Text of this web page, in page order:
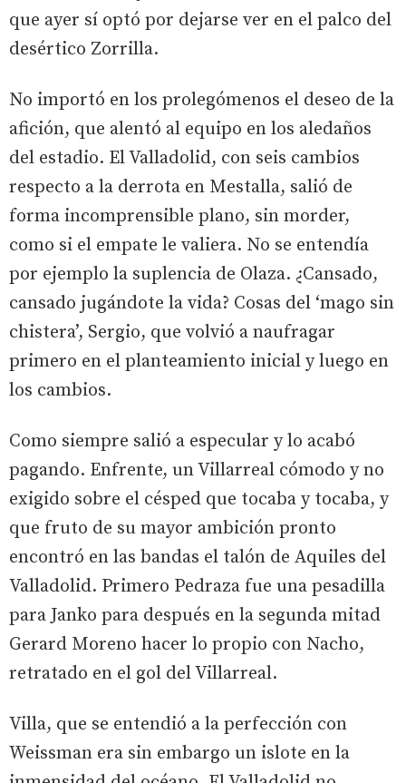
que ayer sí optó por dejarse ver en el palco del
desértico Zorrilla.
No importó en los prolegómenos el deseo de la
afición, que alentó al equipo en los aledaños
del estadio. El Valladolid, con seis cambios
respecto a la derrota en Mestalla, salió de
forma incomprensible plano, sin morder,
como si el empate le valiera. No se entendía
por ejemplo la suplencia de Olaza. ¿Cansado,
cansado jugándote la vida? Cosas del ‘mago sin
chistera’, Sergio, que volvió a naufragar
primero en el planteamiento inicial y luego en
los cambios.
Como siempre salió a especular y lo acabó
pagando. Enfrente, un Villarreal cómodo y no
exigido sobre el césped que tocaba y tocaba, y
que fruto de su mayor ambición pronto
encontró en las bandas el talón de Aquiles del
Valladolid. Primero Pedraza fue una pesadilla
para Janko para después en la segunda mitad
Gerard Moreno hacer lo propio con Nacho,
retratado en el gol del Villarreal.
Villa, que se entendió a la perfección con
Weissman era sin embargo un islote en la